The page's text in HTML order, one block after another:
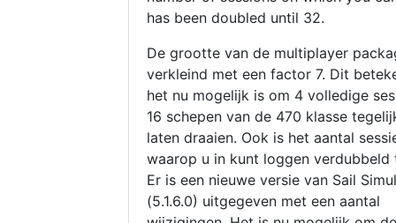
has been doubled until 32.
De grootte van de multiplayer
verkleind met een factor 7. Dit
het nu mogelijk is om 4 volledige
16 schepen van de 470 klasse
laten draaien. Ook is het aantal
waarop u in kunt loggen verdubbeld
Er is een nieuwe versie van Sail
(5.1.6.0) uitgegeven met een aantal